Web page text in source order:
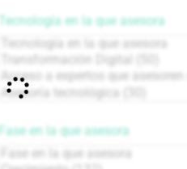
Tecnología en la que asesora
Fase en la que asesora